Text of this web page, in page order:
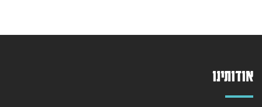
אודותינו